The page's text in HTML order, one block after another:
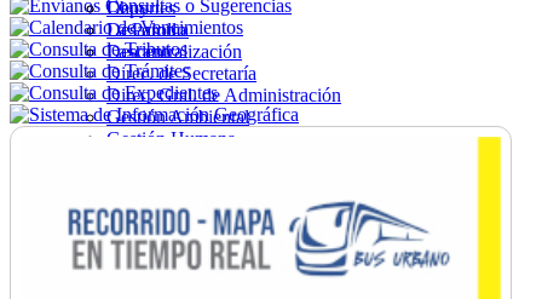
Deportes
Desarrollo
Descentralización
Direc. de Secretaría
Direc. Gral. de Administración
Gestión Ambiental
Gestión Humana
Ordenamiento
Promoción Social
Salud
Secretaría General
Chuy
La Paloma
Lascano